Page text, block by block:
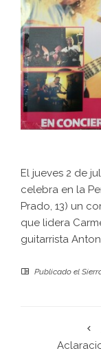
El jueves 2 de
celebra en la
Prado, 13) un
que lidera
guitarrista
Publicado el